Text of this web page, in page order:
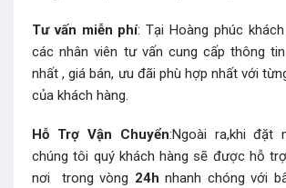
Tư vấn miễn phí: Tại Hoàng phúc
các nhân viên tư vấn cung cấp thông
nhất , giá bán, ưu đãi phù hợp nhất với
của khách hàng.
Hỗ Trợ Vận Chuyển:Ngoài ra,khi đặt
chúng tôi quý khách hàng sẽ được hỗ
nơi trong vòng 24h nhanh chóng với